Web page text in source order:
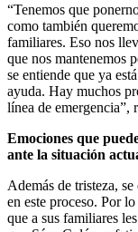
“Tenemos que
como también
familiares. Eso nos
que nos mantenemos
se entiende que ya
ayuda. Hay muchos
línea de emergencia”,
Emociones que
ante la situación
Además de tristeza,
en este proceso. Por
que a sus familiares